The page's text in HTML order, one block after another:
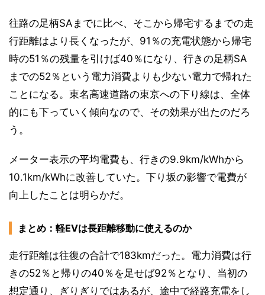
往路の足柄SAまでに比べ、そこから帰宅するまでの走
行距離はより長くなったが、91％の充電状態から帰宅
時の51％の残量を引けば40％になり、行きの足柄SA
までの52％という電力消費よりも少ない電力で帰れた
ことになる。東名高速道路の東京への下り線は、全体
的にも下っていく傾向なので、その効果が出たのだろ
う。
メーター表示の平均電費も、行きの9.9km/kWhから
10.1km/kWhに改善していた。下り坂の影響で電費が
向上したことは明らかだ。
まとめ：軽EVは長距離移動に使えるのか
走行距離は往復の合計で183kmだった。電力消費は行
きの52％と帰りの40％を足せば92％となり、当初の
想定通り、ぎりぎりではあるが、途中で経路充電をし